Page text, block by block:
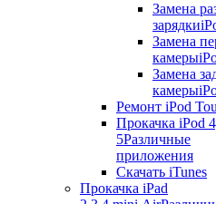
Замена
зарядки
Замена
камеры
Замена
камеры
Ремонт iPod
Прокачка iPod
5Различные
приложения
Скачать iTunes
Прокачка iPad